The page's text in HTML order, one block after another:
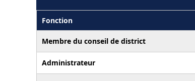
Fonction
Membre du conseil de district
Administrateur